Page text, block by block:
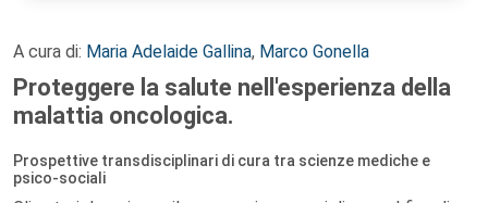
A cura di: Maria Adelaide Gallina, Marco Gonella
Proteggere la salute nell'esperienza della
malattia oncologica.
Prospettive transdisciplinari di cura tra scienze mediche e
psico-sociali